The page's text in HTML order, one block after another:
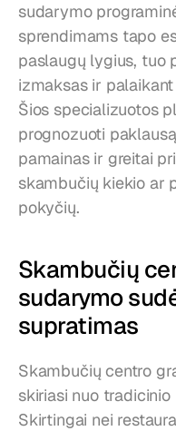
sudarymo
sprendimams tapo
paslaugų lygius, tuo
izmaksas ir
Šios specializuotos
prognozuoti
pamainas ir greitai
skambučių kiekio ar
pokyčių.
Skambučių
sudarymo
supratimas
Skambučių centro
skiriasi nuo
Skirtingai nei